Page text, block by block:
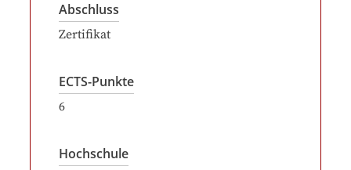
Abschluss
Zertifikat
ECTS-Punkte
6
Hochschule